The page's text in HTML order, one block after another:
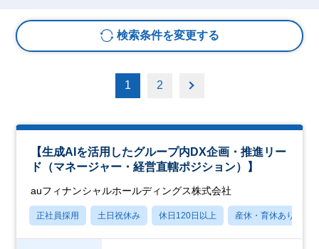
検索条件を変更する
1 2
【生成AIを活用したグループ内DX企画・推進リー
ド（マネージャー・経営直轄ポジション）】
auフィナンシャルホールディングス株式会社
正社員採用 土日祝休み 休日120日以上 産休・育休あり